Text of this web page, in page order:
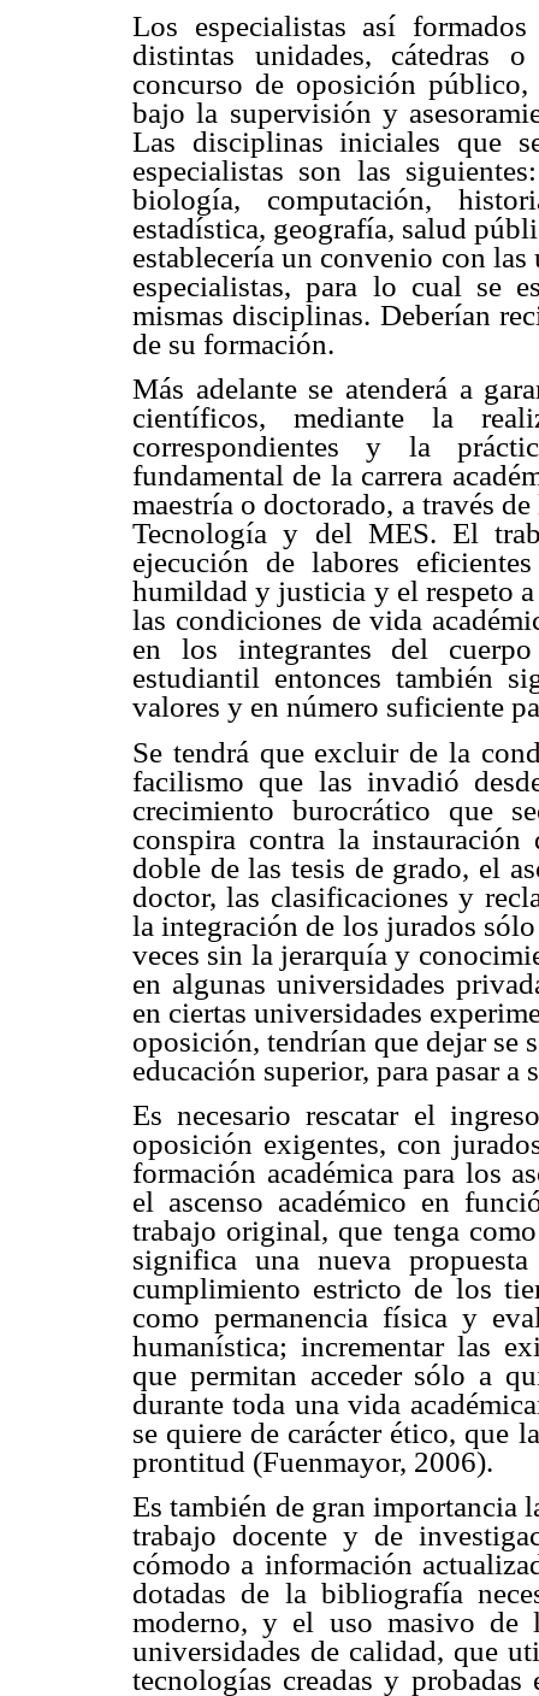
Los especialistas así
distintas unidades, cátedras o
concurso de oposición público,
bajo la supervisión y
Las disciplinas iniciales que
especialistas son las
biología, computación,
estadística, geografía, salud
establecería un convenio con
especialistas, para lo cual se
mismas disciplinas. Deberían
de su formación.
Más adelante se atenderá a
científicos, mediante la
correspondientes y la
fundamental de la carrera
maestría o doctorado, a través
Tecnología y del MES. El
ejecución de labores
humildad y justicia y el respeto
las condiciones de vida
en los integrantes del
estudiantil entonces también
valores y en número suficiente
Se tendrá que excluir de la
facilismo que las invadió
crecimiento burocrático que
conspira contra la
doble de las tesis de grado, el
doctor, las clasificaciones y
la integración de los jurados
veces sin la jerarquía y
en algunas universidades
en ciertas universidades
oposición, tendrían que dejar se
educación superior, para pasar a
Es necesario rescatar el
oposición exigentes, con
formación académica para los
el ascenso académico en
trabajo original, que tenga
significa una nueva
cumplimiento estricto de los
como permanencia física y
humanística; incrementar las
que permitan acceder sólo a
durante toda una vida
se quiere de carácter ético, que
prontitud (Fuenmayor, 2006).
Es también de gran importancia
trabajo docente y de
cómodo a información
dotadas de la bibliografía
moderno, y el uso masivo de
universidades de calidad, que
tecnologías creadas y